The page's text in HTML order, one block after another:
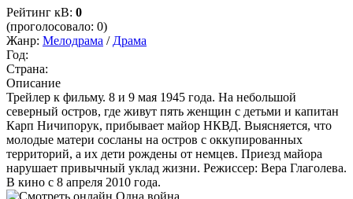
Рейтинг кВ: 0
(проголосовало: 0)
Жанр: Мелодрама / Драма
Год:
Страна:
Описание
Трейлер к фильму. 8 и 9 мая 1945 года. На небольшой
северный остров, где живут пять женщин с детьми и капитан
Карп Ничипорук, прибывает майор НКВД. Выясняется, что
молодые матери сосланы на остров с оккупированных
территорий, а их дети рождены от немцев. Приезд майора
нарушает привычный уклад жизни. Режиссер: Вера Глаголева.
В кино с 8 апреля 2010 года.